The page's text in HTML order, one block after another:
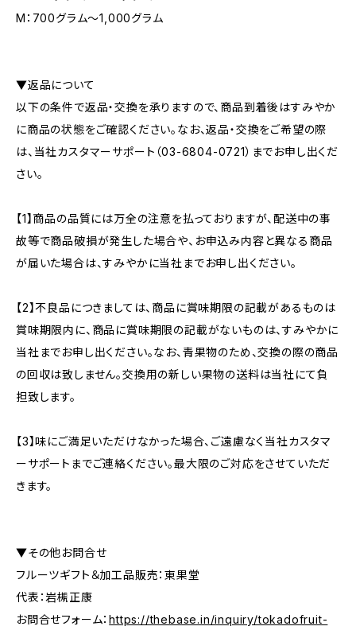
M：700グラム〜1,000グラム
▼返品について
以下の条件で返品・交換を承りますので、商品到着後はすみやか
に商品の状態をご確認ください。なお、返品・交換をご希望の際
は、当社カスタマーサポート（03-6804-0721）までお申し出くだ
さい。
【1】商品の品質には万全の注意を払っておりますが、配送中の事
故等で商品破損が発生した場合や、お申込み内容と異なる商品
が届いた場合は、すみやかに当社までお申し出ください。
【2】不良品につきましては、商品に賞味期限の記載があるものは
賞味期限内に、商品に賞味期限の記載がないものは、すみやかに
当社までお申し出ください。なお、青果物のため、交換の際の商品
の回収は致しません。交換用の新しい果物の送料は当社にて負
担致します。
【3】味にご満足いただけなかった場合、ご遠慮なく当社カスタマ
ーサポートまでご連絡ください。最大限のご対応をさせていただ
きます。
▼その他お問合せ
フルーツギフト＆加工品販売：東果堂
代表：岩槻正康
お問合せフォーム：https://thebase.in/inquiry/tokadofruit-